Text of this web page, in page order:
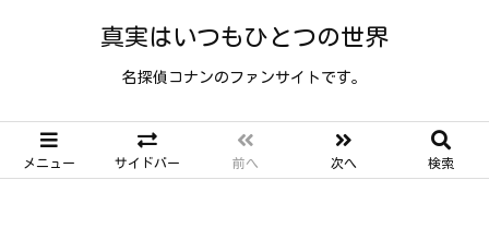
真実はいつもひとつの世界
名探偵コナンのファンサイトです。
メニュー サイドバー 前へ 次へ 検索